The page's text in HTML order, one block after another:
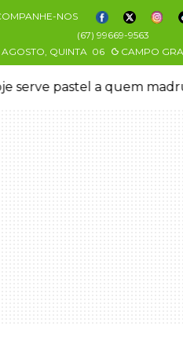
NOS
(67) 99669-9563
AGOSTO, QUINTA 06 CAMPO
serve pastel a quem